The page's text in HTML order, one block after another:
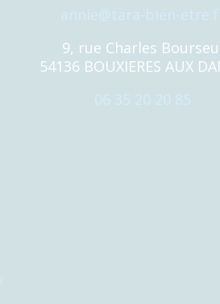
annie@tara-bien-
9, rue Charles
54136 BOUXIERES AUX
06 35 20 20 85